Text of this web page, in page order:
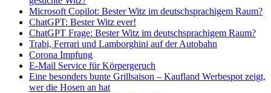
Microsoft Copilot: Bester Witz im deutschsprachigem Raum?
ChatGPT: Bester Witz ever!
ChatGPT Frage: Bester Witz im deutschsprachigem Raum?
Trabi, Ferrari und Lamborghini auf der Autobahn
Corona Impfung
E-Mail Service für Körpergeruch
Eine besonders bunte Grillsaison – Kaufland Werbespot zeigt,
wer die Hosen an hat